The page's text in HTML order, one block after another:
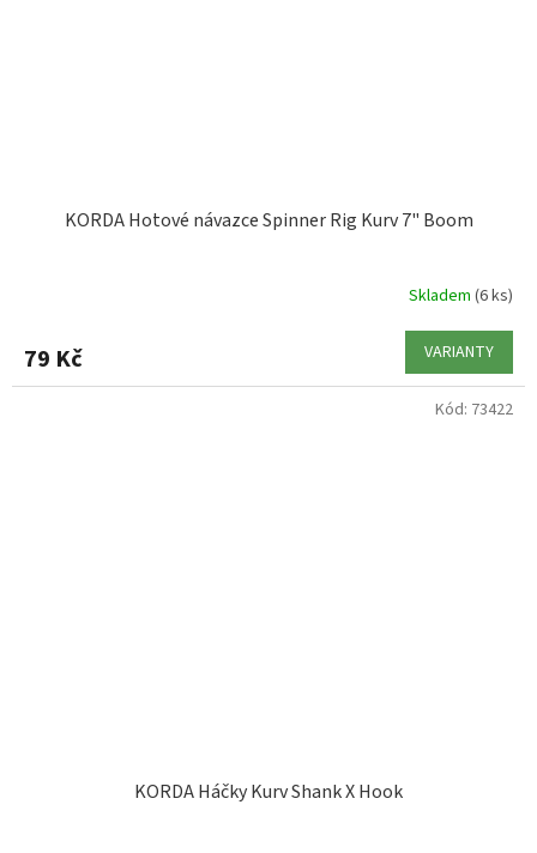
KORDA Hotové návazce Spinner Rig Kurv 7" Boom
Skladem (6 ks)
79 Kč VARIANTY
KORDA Háčky Kurv Shank X Hook
Kód: 73422